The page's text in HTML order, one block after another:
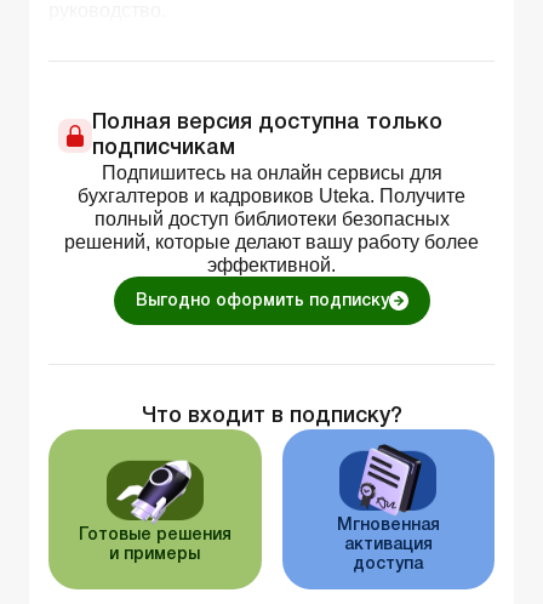
Полная версия доступна только
подписчикам
Подпишитесь на онлайн сервисы для
бухгалтеров и кадровиков Uteka. Получите
полный доступ библиотеки безопасных
решений, которые делают вашу работу более
эффективной.
Выгодно оформить подписку
Что входит в подписку?
Готовые решения
и примеры
Мгновенная
активация
доступа